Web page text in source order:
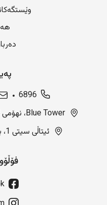
6896
Blue Tower، نهۆمی 4، ئۆفیسی 407، بەغدا، عێراق
ئیتاڵی سیتی 1، بینای 130 هەولێر، عێراق